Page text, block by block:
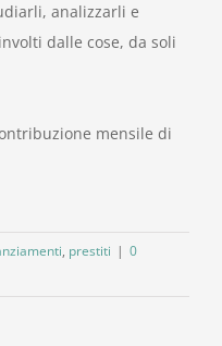
analizzarli e
dalle cose, da soli
mensile di
, prestiti | 0